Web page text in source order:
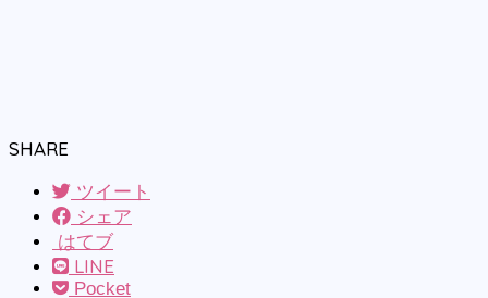
SHARE
ツイート
シェア
はてブ
LINE
Pocket